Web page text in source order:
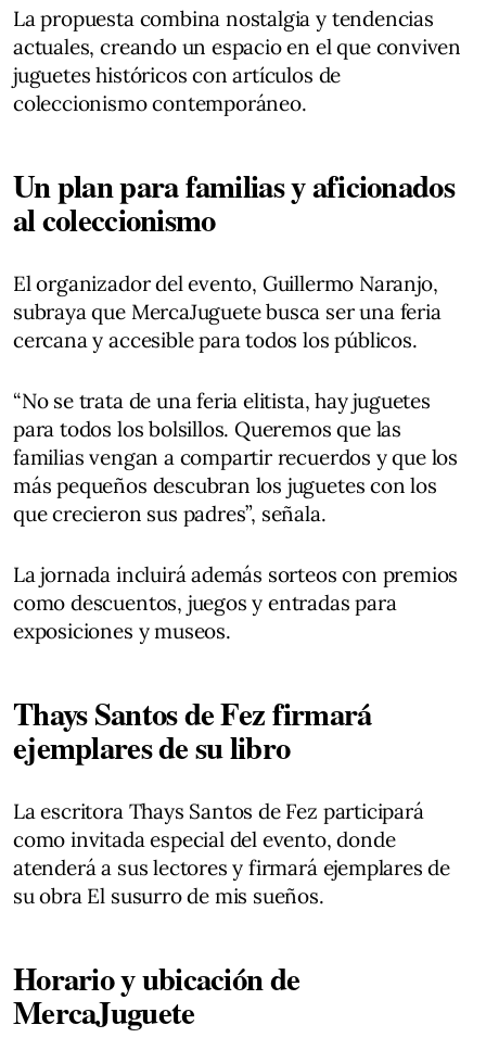
La propuesta combina nostalgia y tendencias
actuales, creando un espacio en el que conviven
juguetes históricos con artículos de
coleccionismo contemporáneo.
Un plan para familias y aficionados
al coleccionismo
El organizador del evento, Guillermo Naranjo,
subraya que MercaJuguete busca ser una feria
cercana y accesible para todos los públicos.
“No se trata de una feria elitista, hay juguetes
para todos los bolsillos. Queremos que las
familias vengan a compartir recuerdos y que los
más pequeños descubran los juguetes con los
que crecieron sus padres”, señala.
La jornada incluirá además sorteos con premios
como descuentos, juegos y entradas para
exposiciones y museos.
Thays Santos de Fez firmará
ejemplares de su libro
La escritora Thays Santos de Fez participará
como invitada especial del evento, donde
atenderá a sus lectores y firmará ejemplares de
su obra El susurro de mis sueños.
Horario y ubicación de
MercaJuguete